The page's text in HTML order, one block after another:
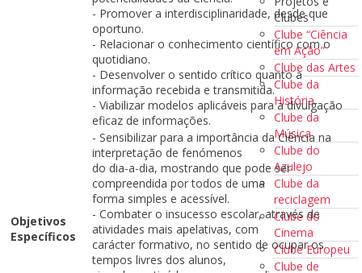
Clubes
Clube “Ciência
em Ação”
Clube das Artes
Clube da
História
Clube da
Música
Clube do
Azulejo
Clube da
reciclagem
Clube do
Cinema
Clube Europeu
Clube de
- Promover a interdisciplinaridade, desde que
oportuno.
- Relacionar o conhecimento científico com o
quotidiano.
- Desenvolver o sentido crítico quanto à
informação recebida e transmitida.
- Viabilizar modelos aplicáveis para a divulgação
eficaz de informações.
Objetivos
Específicos
- Sensibilizar para a importância da Ciência na
interpretação de fenómenos
do dia-a-dia, mostrando que pode ser
compreendida por todos de uma
forma simples e acessível.
- Combater o insucesso escolar, através de
atividades mais apelativas, com
carácter formativo, no sentido de ocupar os
tempos livres dos alunos,